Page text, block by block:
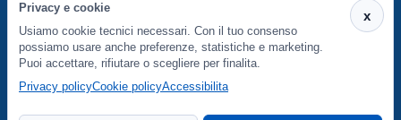
S. Maria in Gradi Società Cooperativa Sociale - Via
Piaggia di Murello 27/29 - 52100 Arezzo - P.IVA
01764430516
x
Privacy e cookie
Usiamo cookie tecnici necessari. Con il tuo consenso
possiamo usare anche preferenze, statistiche e marketing.
Puoi accettare, rifiutare o scegliere per finalita.
Privacy policyCookie policyAccessibilita